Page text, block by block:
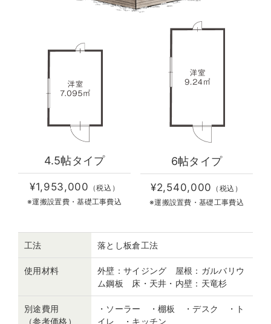
4.5帖タイプ
¥1,953,000 （税込）
※運搬設置費・基礎工事費込
6帖タイプ
¥2,540,000 （税込）
※運搬設置費・基礎工事費込
工法 落とし板倉工法
使用材料
外壁：サイジング 屋根：ガルバリウ
ム鋼板 床・天井・内壁：天竜杉
別途費用
（参考価格）
・ソーラー ・棚板 ・デスク ・ト
イレ ・キッチン